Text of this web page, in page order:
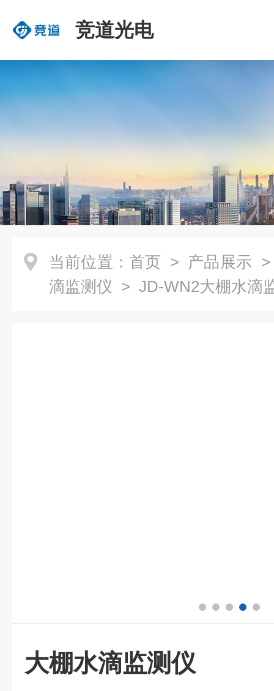
竞道光电
当前位置： 首页 > 产品展示
滴监测仪 > JD-WN2大棚水滴
大棚水滴监测仪